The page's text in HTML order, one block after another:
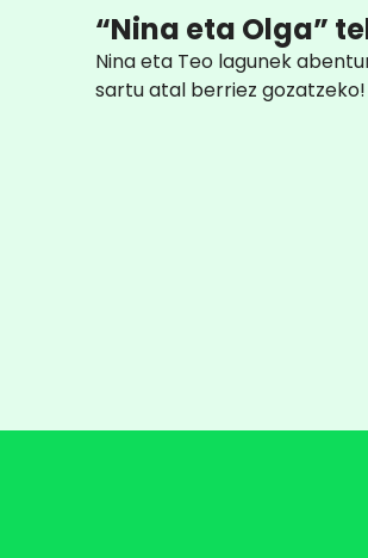
“Nina eta Olga”
Nina eta Teo lagunek
sartu atal berriez gozatzeko!